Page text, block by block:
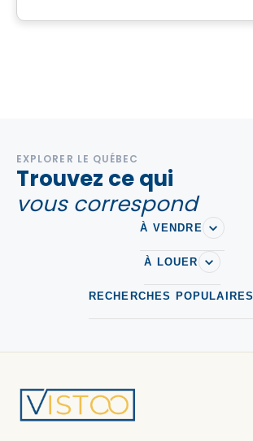
EXPLORER LE QUÉBEC
Trouvez ce qui
vous correspond
À VENDRE
À LOUER
RECHERCHES POPULAIRES